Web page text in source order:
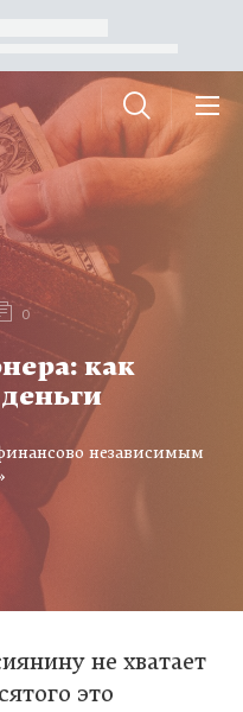
0
как
независимым
не хватает
это